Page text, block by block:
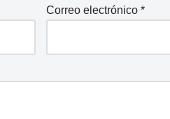
Correo electrónico*